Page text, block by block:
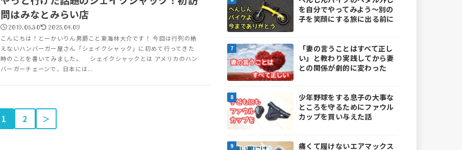
問はみなとみらい店
2019.05.30 2025.04.09
こんにちは！とーかいりん男爵こと東海林大介です！ 今回は行列の絶
えないハンバーガー屋さん「シェイクシャック」に初めて行ってきた
時のことを書いてみました。 シェイクシャックとは アメリカのハン
バーガーチェーンで、日本には...
1 2 ＞
を自分でやってみよう～別の
子を笑顔にする旅に出る前に
「妻の言うことはすべて正し
い」と教わり実践してから妻
との関係が劇的に変わった
少年野球をする息子の大事な
ところを守るためにファウル
カップを買い与えた話
痛くて履けないエアマックス